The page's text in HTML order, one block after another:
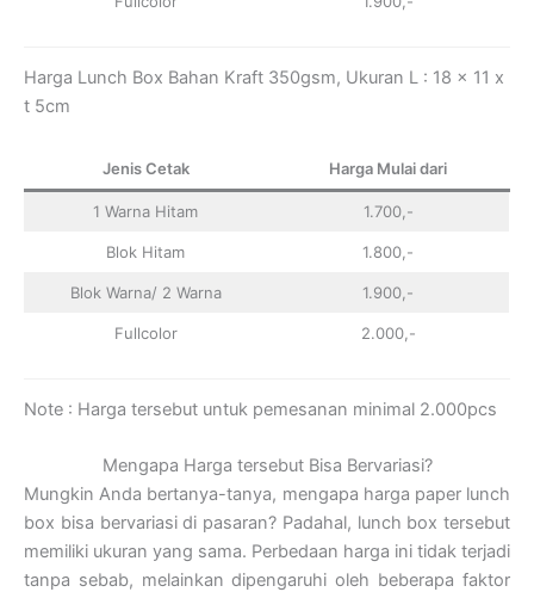
Harga Lunch Box Bahan Kraft 350gsm, Ukuran L : 18 x 11 x
t 5cm
Jenis Cetak Harga Mulai dari
1 Warna Hitam 1.700,-
Blok Hitam 1.800,-
Blok Warna/ 2 Warna 1.900,-
Fullcolor 2.000,-
Note : Harga tersebut untuk pemesanan minimal 2.000pcs
Mengapa Harga tersebut Bisa Bervariasi?
Mungkin Anda bertanya-tanya, mengapa harga paper lunch
box bisa bervariasi di pasaran? Padahal, lunch box tersebut
memiliki ukuran yang sama. Perbedaan harga ini tidak terjadi
tanpa sebab, melainkan dipengaruhi oleh beberapa faktor